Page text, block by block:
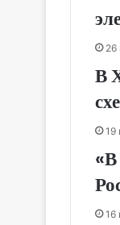
26
В
19
16